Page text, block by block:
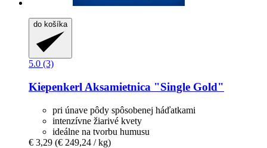
do košíka
5.0 (3)
Kiepenkerl Aksamietnica "Single Gold"
pri únave pôdy spôsobenej háďatkami
intenzívne žiarivé kvety
ideálne na tvorbu humusu
€ 3,29 (€ 249,24 / kg)